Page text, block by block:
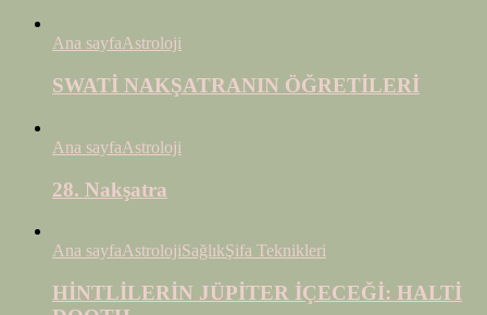
Ana sayfaAstroloji
SWATİ NAKŞATRANIN ÖĞRETİLERİ
Ana sayfaAstroloji
28. Nakşatra
Ana sayfaAstrolojiSağlıkŞifa Teknikleri
HİNTLİLERİN JÜPİTER İÇECEĞİ: HALTİ